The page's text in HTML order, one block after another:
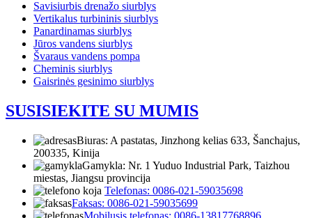
Savisiurbis drenažo siurblys
Vertikalus turbininis siurblys
Panardinamas siurblys
Jūros vandens siurblys
Švaraus vandens pompa
Cheminis siurblys
Gaisrinės gesinimo siurblys
SUSISIEKITE SU MUMIS
Biuras: A pastatas, Jinzhong kelias 633, Šanchajus,
200335, Kinija
Gamykla: Nr. 1 Yuduo Industrial Park, Taizhou
miestas, Jiangsu provincija
Telefonas: 0086-021-59035698
Faksas: 0086-021-59035699